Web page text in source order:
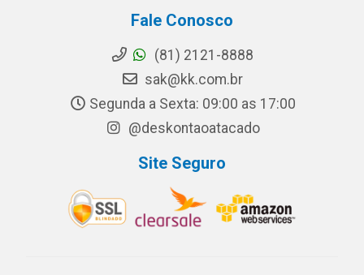
Fale Conosco
(81) 2121-8888
sak@kk.com.br
Segunda a Sexta: 09:00 as 17:00
@deskontaoatacado
Site Seguro